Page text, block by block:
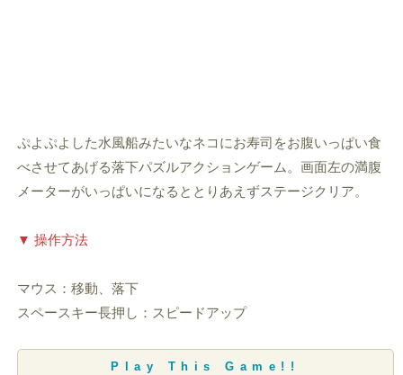
ぷよぷよした水風船みたいなネコにお寿司をお腹いっぱい食
べさせてあげる落下パズルアクションゲーム。画面左の満腹
メーターがいっぱいになるととりあえずステージクリア。
▼ 操作方法
マウス：移動、落下
スペースキー長押し：スピードアップ
Play This Game!!